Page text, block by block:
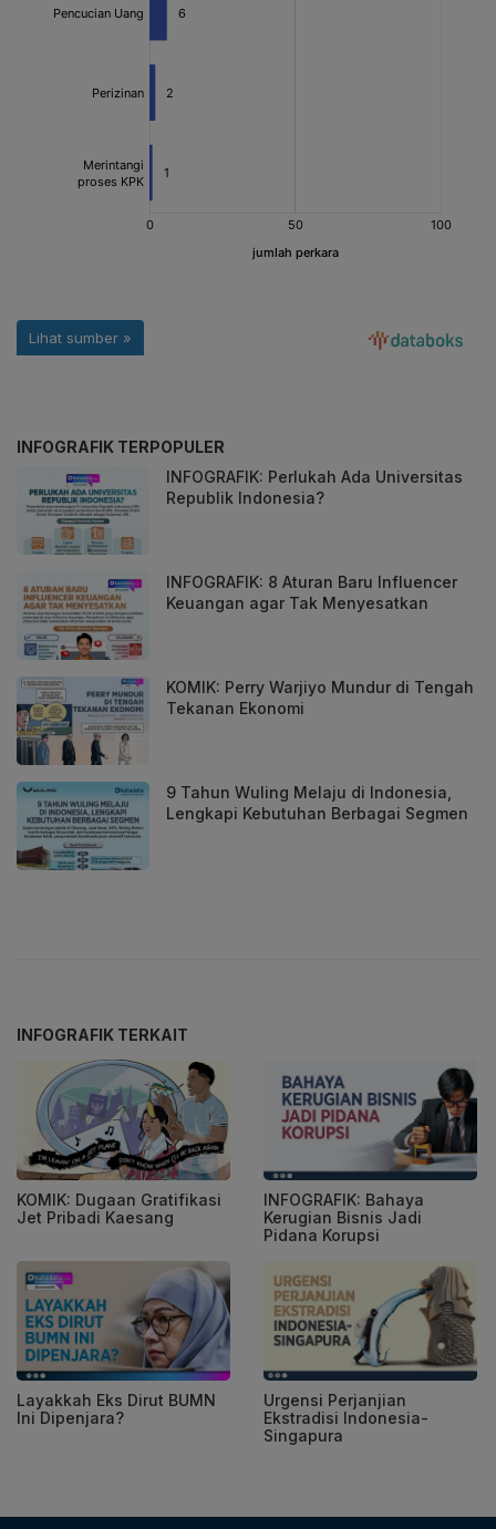
INFOGRAFIK TERPOPULER
INFOGRAFIK: Perlukah Ada Universitas
Republik Indonesia?
INFOGRAFIK: 8 Aturan Baru Influencer
Keuangan agar Tak Menyesatkan
KOMIK: Perry Warjiyo Mundur di Tengah
Tekanan Ekonomi
9 Tahun Wuling Melaju di Indonesia,
Lengkapi Kebutuhan Berbagai Segmen
INFOGRAFIK TERKAIT
KOMIK: Dugaan Gratifikasi
Jet Pribadi Kaesang
INFOGRAFIK: Bahaya
Kerugian Bisnis Jadi
Pidana Korupsi
Layakkah Eks Dirut BUMN
Ini Dipenjara?
Urgensi Perjanjian
Ekstradisi Indonesia-
Singapura